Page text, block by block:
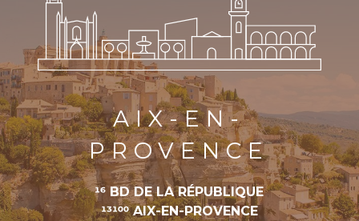
AIX-EN-
PROVENCE
16 BD DE LA RÉPUBLIQUE
13100 AIX-EN-PROVENCE